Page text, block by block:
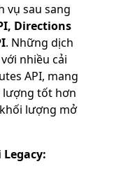
vụ sau sang
Directions
. Những dịch
nhiều cải
API, mang
lượng tốt hơn
lượng mở